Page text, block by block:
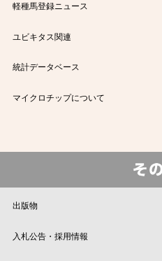
軽種馬登録ニュース
ユビキタス関連
統計データベース
マイクロチップについて
出版物
入札公告・採用情報